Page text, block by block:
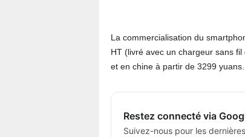
La commercialisation du
HT (livré avec un chargeur sans
et en chine à partir de 3299 yuans.
Restez connecté via
Suivez-nous pour les